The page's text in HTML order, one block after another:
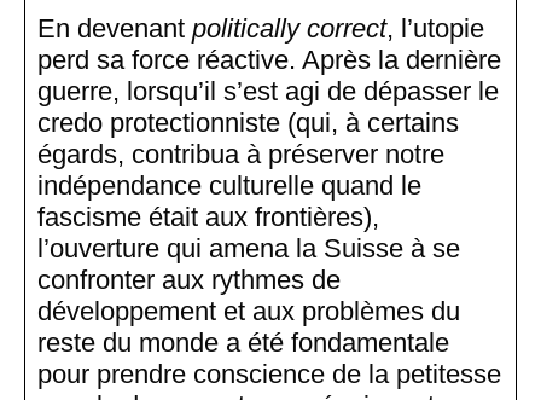
En devenant politically correct, l’utopie
perd sa force réactive. Après la dernière
guerre, lorsqu’il s’est agi de dépasser le
credo protectionniste (qui, à certains
égards, contribua à préserver notre
indépendance culturelle quand le
fascisme était aux frontières),
l’ouverture qui amena la Suisse à se
confronter aux rythmes de
développement et aux problèmes du
reste du monde a été fondamentale
pour prendre conscience de la petitesse